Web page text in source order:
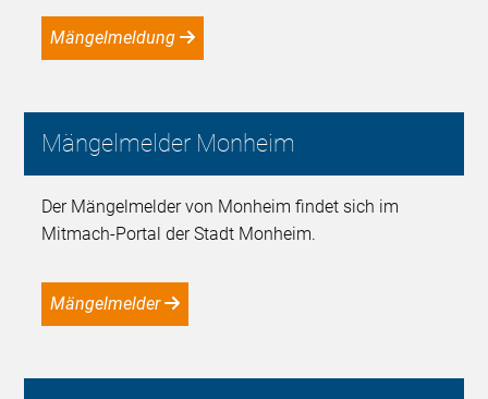
Mängelmeldung
Mängelmelder Monheim
Der Mängelmelder von Monheim findet sich im
Mitmach-Portal der Stadt Monheim.
Mängelmelder